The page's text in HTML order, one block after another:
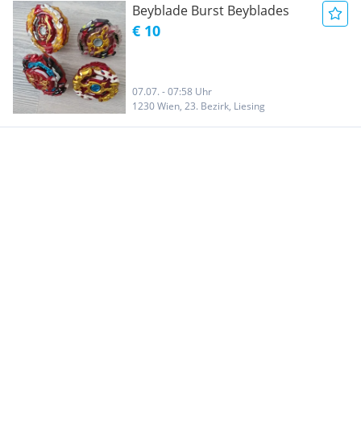
Beyblade Burst Beyblades
€ 10
07.07. - 07:58 Uhr
1230 Wien, 23. Bezirk, Liesing